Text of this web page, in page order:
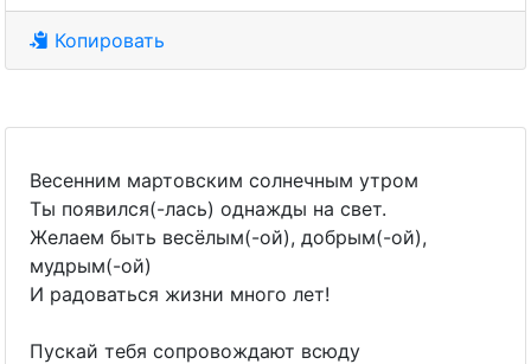
Копировать
Весенним мартовским солнечным утром
Ты появился(-лась) однажды на свет.
Желаем быть весёлым(-ой), добрым(-ой),
мудрым(-ой)
И радоваться жизни много лет!
Пускай тебя сопровождают всюду